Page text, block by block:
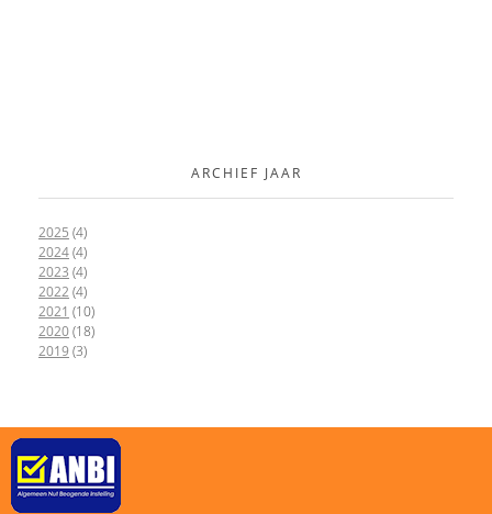
ARCHIEF JAAR
2025 (4)
2024(4)
2023 (4)
2022 (4)
2021 (10)
2020(18)
2019 (3)